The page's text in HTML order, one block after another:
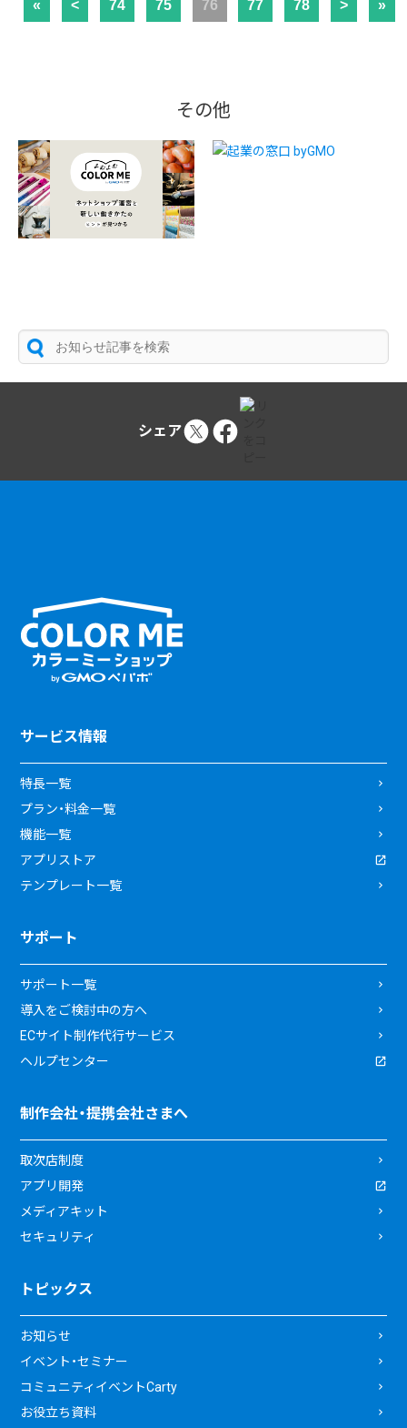
« < 74 75 76 77 78 > »
その他
シェア
サービス情報
特長一覧
プラン・料金一覧
機能一覧
アプリストア
テンプレート一覧
サポート
サポート一覧
導入をご検討中の方へ
ECサイト制作代行サービス
ヘルプセンター
制作会社・提携会社さまへ
取次店制度
アプリ開発
メディアキット
セキュリティ
トピックス
お知らせ
イベント・セミナー
コミュニティイベントCarty
お役立ち資料